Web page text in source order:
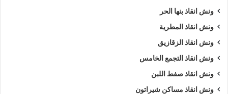
ونش انقاذ بنها الحر
ونش انقاذ المطرية
ونش انقاذ الزقازيق
ونش انقاذ التجمع الخامس
ونش انقاذ صفط اللبن
ونش انقاذ مساكن شيراتون